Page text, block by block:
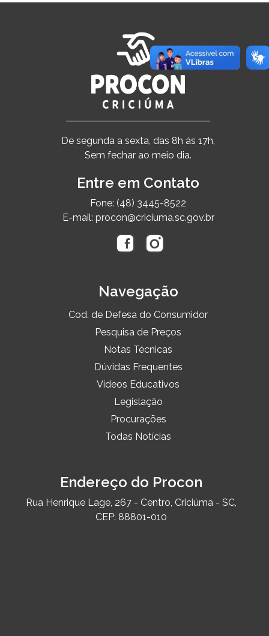
De segunda a sexta, das 8h ás 17h,
Sem fechar ao meio dia.
Entre em Contato
Fone: (48) 3445-8522
E-mail: procon@criciuma.sc.gov.br
Navegação
Cod. de Defesa do Consumidor
Pesquisa de Preços
Notas Técnicas
Dúvidas Frequentes
Vídeos Educativos
Legislação
Procurações
Todas Notícias
Endereço do Procon
Rua Henrique Lage, 267 - Centro, Criciúma - SC,
CEP: 88801-010